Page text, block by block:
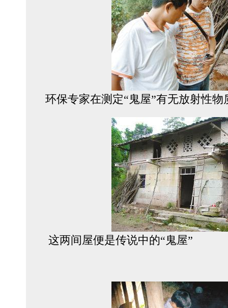
环保专家在测定“鬼屋”有无放射性物
这两间屋便是传说中的“鬼屋”